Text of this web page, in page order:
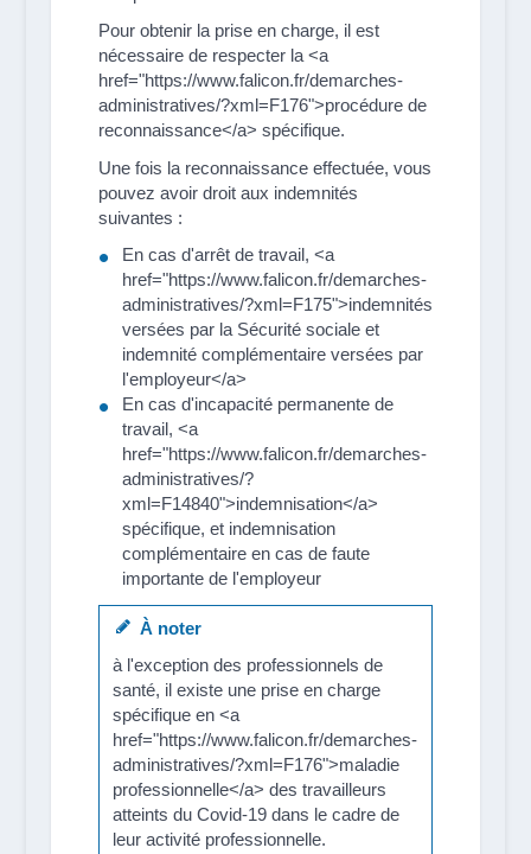
Pour obtenir la prise en charge, il est
nécessaire de respecter la <a
href="https://www.falicon.fr/demarches-
administratives/?xml=F176">procédure de
reconnaissance</a> spécifique.
Une fois la reconnaissance effectuée, vous
pouvez avoir droit aux indemnités
suivantes :
En cas d'arrêt de travail, <a
href="https://www.falicon.fr/demarches-
administratives/?xml=F175">indemnités
versées par la Sécurité sociale et
indemnité complémentaire versées par
l'employeur</a>
En cas d'incapacité permanente de
travail, <a
href="https://www.falicon.fr/demarches-
administratives/?
xml=F14840">indemnisation</a>
spécifique, et indemnisation
complémentaire en cas de faute
importante de l'employeur
À noter
à l'exception des professionnels de
santé, il existe une prise en charge
spécifique en <a
href="https://www.falicon.fr/demarches-
administratives/?xml=F176">maladie
professionnelle</a> des travailleurs
atteints du Covid-19 dans le cadre de
leur activité professionnelle.